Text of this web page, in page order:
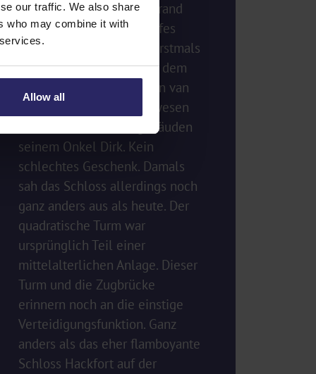
our traffic. We also share
who may combine it with
Allow all
Schloss Vorden, am Waldrand
etwas außerhalb des Dorfes
Vorden gelegen, wurde erstmals
in einer Kaufurkunde aus dem
Jahr 1315 erwähnt. Steven van
Vorden schenkte das Anwesen
mitsamt allen Nebengebäuden
seinem Onkel Dirk. Kein
schlechtes Geschenk. Damals
sah das Schloss allerdings noch
ganz anders aus als heute. Der
quadratische Turm war
ursprünglich Teil einer
mittelalterlichen Anlage. Dieser
Turm und die Zugbrücke
erinnern noch an die einstige
Verteidigungsfunktion. Ganz
anders als das eher flamboyante
Schloss Hackfort auf der